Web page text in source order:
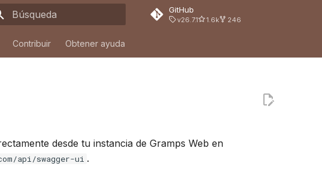
GitHub
v26.7.1 1.6k 246
Contribuir Obtener ayuda
desde tu instancia de Gramps Web en
api/swagger-ui .